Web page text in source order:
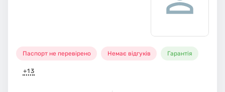
Паспорт не перевірено Немає відгуків Гарантія
+13